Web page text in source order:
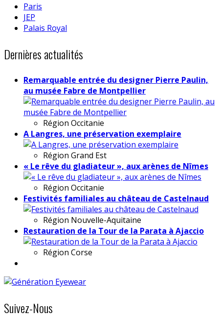
Paris
JEP
Palais Royal
Dernières actualités
Remarquable entrée du designer Pierre Paulin,
au musée Fabre de Montpellier
Région Occitanie
A Langres, une préservation exemplaire
Région Grand Est
« Le rêve du gladiateur », aux arènes de Nîmes
Région Occitanie
Festivités familiales au château de Castelnaud
Région Nouvelle-Aquitaine
Restauration de la Tour de la Parata à Ajaccio
Région Corse
Suivez-Nous